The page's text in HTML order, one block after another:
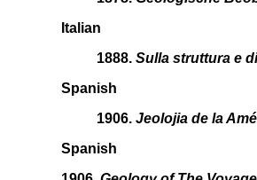
Italian
1888.Sulla struttura e
Spanish
1906.Jeolojia de la
Spanish